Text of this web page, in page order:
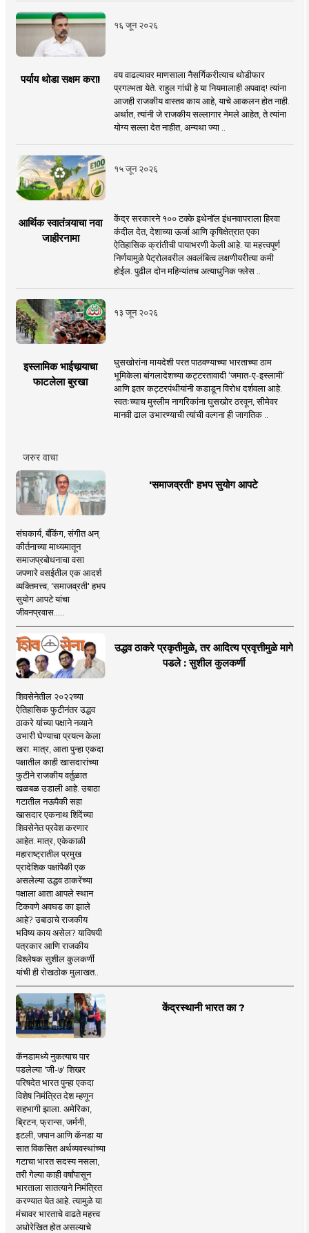
१६ जून २०२६
पर्याय थोडा सक्षम करा!
वय वाढल्यावर माणसाला नैसर्गिकरीत्याच थोडीफार
प्रगल्भता येते. राहुल गांधी हे या नियमालाही अपवाद! त्यांना
आजही राजकीय वास्तव काय आहे, याचे आकलन होत नाही.
अर्थात, त्यांनी जे राजकीय सल्लागार नेमले आहेत, ते त्यांना
योग्य सल्ला देत नाहीत, अन्यथा ज्या ..
१५ जून २०२६
आर्थिक स्वातंत्र्याचा नवा
जाहीरनामा
केंद्र सरकारने १०० टक्के इथेनॉल इंधनवापराला हिरवा
कंदील देत, देशाच्या ऊर्जा आणि कृषिक्षेत्रात एका
ऐतिहासिक क्रांतीची पायाभरणी केली आहे. या महत्त्वपूर्ण
निर्णयामुळे पेट्रोलवरील अवलंबित्व लक्षणीयरीत्या कमी
होईल. पुढील दोन महिन्यांतच अत्याधुनिक फ्लेस ..
१३ जून २०२६
इस्लामिक भाईचार्‍याचा
फाटलेला बुरखा
घुसखोरांना मायदेशी परत पाठवण्याच्या भारताच्या ठाम
भूमिकेला बांगलादेशच्या कट्टरतावादी ‘जमात-ए-इस्लामी’
आणि इतर कट्टरपंथीयांनी कडाडून विरोध दर्शवला आहे.
स्वतःच्याच मुस्लीम नागरिकांना घुसखोर ठरवून, सीमेवर
मानवी ढाल उभारण्याची त्यांची वल्गना ही जागतिक ..
जरुर वाचा
'समाजव्रती' हभप सुयोग आपटे
संघकार्य, बँकिंग, संगीत अन्
कीर्तनाच्या माध्यमातून
समाजप्रबोधनाचा वसा
जपणारे वसईतील एक आदर्श
व्यक्तिमत्त्व, 'समाजव्रती' हभप
सुयोग आपटे यांचा
जीवनप्रवास.....
उद्धव ठाकरे प्रकृतीमुळे, तर आदित्य प्रवृत्तीमुळे मागे
पडले : सुशील कुलकर्णी
शिवसेनेतील २०२२च्या
ऐतिहासिक फुटीनंतर उद्धव
ठाकरे यांच्या पक्षाने नव्याने
उभारी घेण्याचा प्रयत्न केला
खरा. मात्र, आता पुन्हा एकदा
पक्षातील काही खासदारांच्या
फुटीने राजकीय वर्तुळात
खळबळ उडाली आहे. उबाठा
गटातील नऊपैकी सहा
खासदार एकनाथ शिंदेंच्या
शिवसेनेत प्रवेश करणार
आहेत. मात्र, एकेकाळी
महाराष्ट्रातील प्रमुख
प्रादेशिक पक्षांपैकी एक
असलेल्या उद्धव ठाकरेंच्या
पक्षाला आता आपले स्थान
टिकवणे अवघड का झाले
आहे? उबाठाचे राजकीय
भविष्य काय असेल? याविषयी
पत्रकार आणि राजकीय
विश्लेषक सुशील कुलकर्णी
यांची ही रोखठोक मुलाखत..
केंद्रस्थानी भारत का ?
कॅनडामध्ये नुकत्याच पार
पडलेल्या 'जी-७' शिखर
परिषदेत भारत पुन्हा एकदा
विशेष निमंत्रित देश म्हणून
सहभागी झाला. अमेरिका,
ब्रिटन, फ्रान्स, जर्मनी,
इटली, जपान आणि कॅनडा या
सात विकसित अर्थव्यवस्थांच्या
गटाचा भारत सदस्य नसला,
तरी गेल्या काही वर्षांपासून
भारताला सातत्याने निमंत्रित
करण्यात येत आहे. त्यामुळे या
मंचावर भारताचे वाढते महत्त्व
अधोरेखित होत असल्याचे